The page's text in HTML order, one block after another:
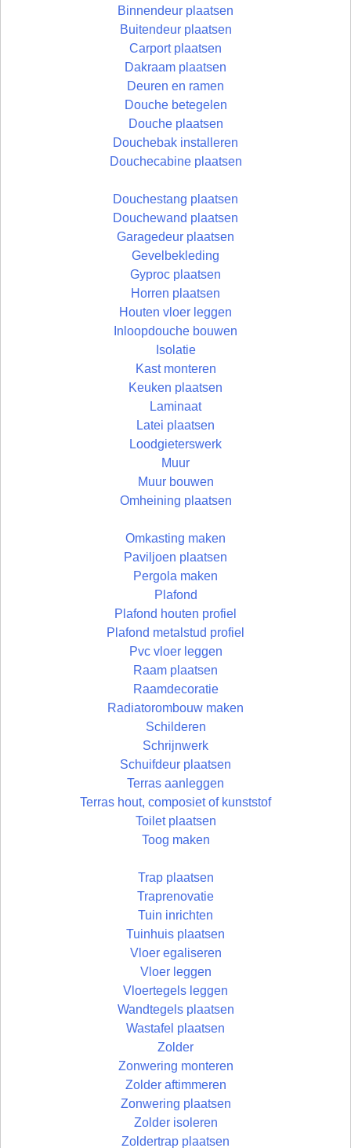
Binnendeur plaatsen
Buitendeur plaatsen
Carport plaatsen
Dakraam plaatsen
Deuren en ramen
Douche betegelen
Douche plaatsen
Douchebak installeren
Douchecabine plaatsen
Douchestang plaatsen
Douchewand plaatsen
Garagedeur plaatsen
Gevelbekleding
Gyproc plaatsen
Horren plaatsen
Houten vloer leggen
Inloopdouche bouwen
Isolatie
Kast monteren
Keuken plaatsen
Laminaat
Latei plaatsen
Loodgieterswerk
Muur
Muur bouwen
Omheining plaatsen
Omkasting maken
Paviljoen plaatsen
Pergola maken
Plafond
Plafond houten profiel
Plafond metalstud profiel
Pvc vloer leggen
Raam plaatsen
Raamdecoratie
Radiatorombouw maken
Schilderen
Schrijnwerk
Schuifdeur plaatsen
Terras aanleggen
Terras hout, composiet of kunststof
Toilet plaatsen
Toog maken
Trap plaatsen
Traprenovatie
Tuin inrichten
Tuinhuis plaatsen
Vloer egaliseren
Vloer leggen
Vloertegels leggen
Wandtegels plaatsen
Wastafel plaatsen
Zolder
Zonwering monteren
Zolder aftimmeren
Zonwering plaatsen
Zolder isoleren
Zoldertrap plaatsen